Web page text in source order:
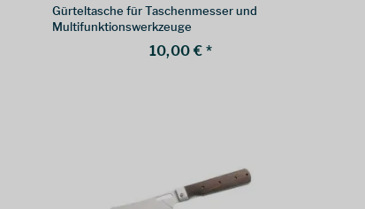
Gürteltasche für Taschenmesser und
Multifunktionswerkzeuge
10,00 € *